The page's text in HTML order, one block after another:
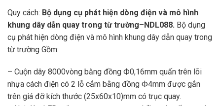
Quy cách: Bộ dụng cụ phát hiện dòng điện và mô hình
khung dây dẫn quay trong từ trường–NDL088. Bộ dụng
cụ phát hiện dòng điện và mô hình khung dây dẫn quay trong
từ trường Gồm:
– Cuộn dây 8000vòng bằng đồng Ф0,16mm quấn trên lõi
nhựa cách điện có 2 lỗ cắm bằng đồng Ф4mm được gắn
trên giá đỡ kích thư­ớc (25x60x10)mm có trục quay.